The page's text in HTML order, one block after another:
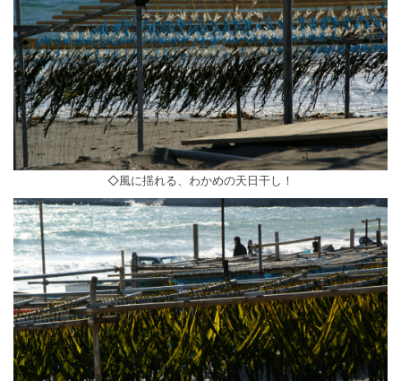
◇風に揺れる、わかめの天日干し！